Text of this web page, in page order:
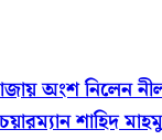
অংশ নিলেন
শাহিদ